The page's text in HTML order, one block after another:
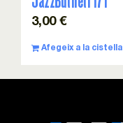
3,00 €
Afegeix a la cistella